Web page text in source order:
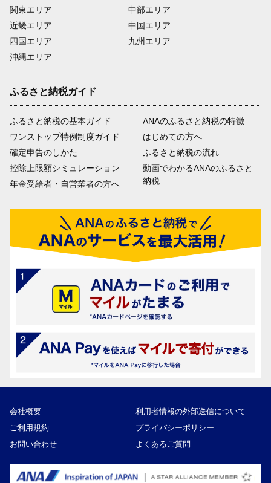
関東エリア
近畿エリア
四国エリア
沖縄エリア
中部エリア
中国エリア
九州エリア
ふるさと納税ガイド
ふるさと納税の基本ガイド
ワンストップ特例制度ガイド
確定申告のしかた
控除上限額シミュレーション
年金受給者・自営業者の方へ
ANAのふるさと納税の特徴
はじめての方へ
ふるさと納税の流れ
動画でわかるANAのふるさと
納税
会社概要
利用者情報の外部送信について
ご利用規約
プライバシーポリシー
お問い合わせ
よくあるご質問